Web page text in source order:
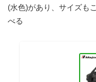
(水色)があり、サイズも
べる